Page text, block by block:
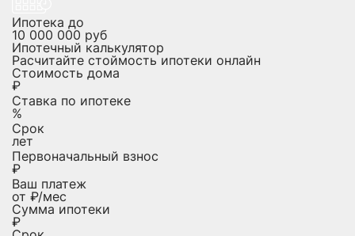
Ипотека до
10 000 000 руб
Ипотечный калькулятор
Расчитайте стоймость ипотеки онлайн
Стоимость дома
₽
Ставка по ипотеке
%
Срок
лет
Первоначальный взнос
₽
Ваш платеж
от ₽/мес
Сумма ипотеки
₽